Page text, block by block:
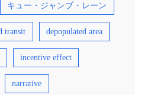
キュー・ジャンプ・レーン
transit depopulated area
incentive effect
narrative